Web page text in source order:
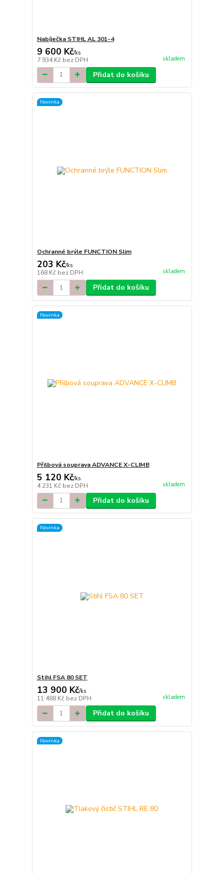
Nabíječka STIHL AL 301-4
9 600 Kč/ks
7 934 Kč bez DPH skladem
Přidat do košíku
Novinka
Ochranné brýle FUNCTION Slim
203 Kč/ks
168 Kč bez DPH skladem
Přidat do košíku
Novinka
Přilbová souprava ADVANCE X-CLIMB
5 120 Kč/ks
4 231 Kč bez DPH skladem
Přidat do košíku
Novinka
Stihl FSA 80 SET
13 900 Kč/ks
11 488 Kč bez DPH skladem
Přidat do košíku
Novinka